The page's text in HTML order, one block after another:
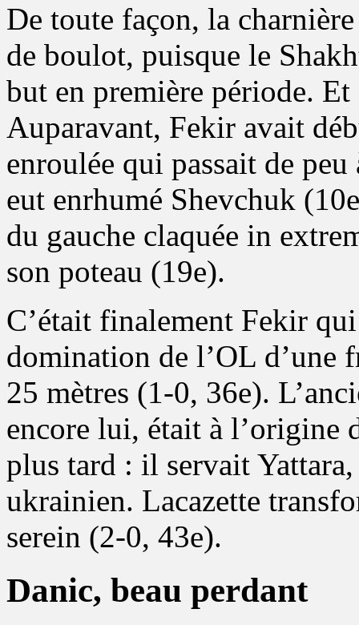
De toute façon, la
de boulot, puisque le
but en première période.
Auparavant, Fekir avait
enroulée qui passait de
eut enrhumé Shevchuk
du gauche claquée in
son poteau (19e).
C’était finalement Fekir
domination de l’OL d’une
25 mètres (1-0, 36e).
encore lui, était à l’origine
plus tard : il servait
ukrainien. Lacazette
serein (2-0, 43e).
Danic, beau perdant